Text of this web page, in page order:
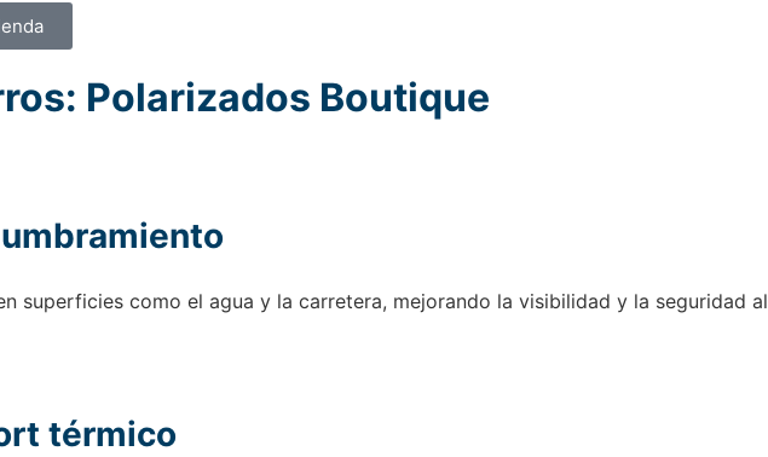
Polarizados Boutique
superficies como el agua y la carretera, mejorando la visibilidad y la seguridad al
térmico